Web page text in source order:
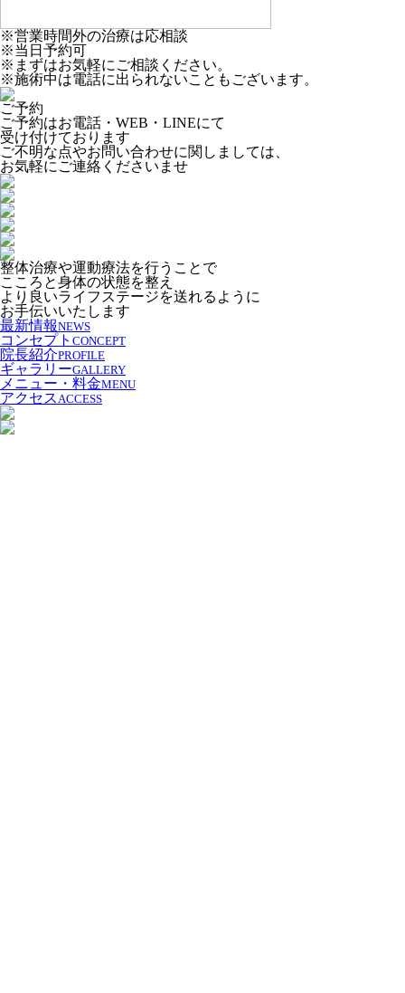
※営業時間外の治療は応相談
※当日予約可
※まずはお気軽にご相談ください。
※施術中は電話に出られないこともございます。
ご予約
ご予約はお電話・WEB・LINEにて
受け付けております
ご不明な点やお問い合わせに関しましては、
お気軽にご連絡くださいませ
整体治療や運動療法を行うことで
こころと身体の状態を整え
より良いライフステージを送れるように
お手伝いいたします
最新情報NEWS
コンセプト CONCEPT
院長紹介PROFILE
ギャラリーGALLERY
メニュー・料金MENU
アクセスACCESS